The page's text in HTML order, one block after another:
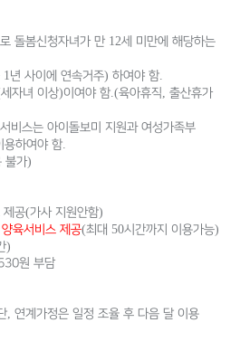
돌봄신청자녀가 만 12세 미만에 해당하는
1년 사이에 연속거주) 하여야 함
세자녀 이상)이여야 함 .(육아휴직 출산휴가
비스는 아이돌보미 지원과 여성가족부
용하여야 함
불가)
제공(가사 지원안함)
육서비스 제공(최대 50시간까지 이용가능)
)
원 부담
연계가정은 일정 조율 후 다음 달 이용